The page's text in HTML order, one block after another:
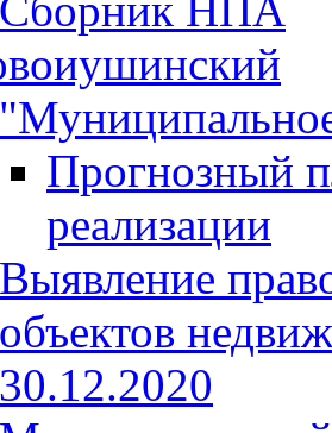
Прогнозный
реализации
Выявление
объектов
30.12.2020